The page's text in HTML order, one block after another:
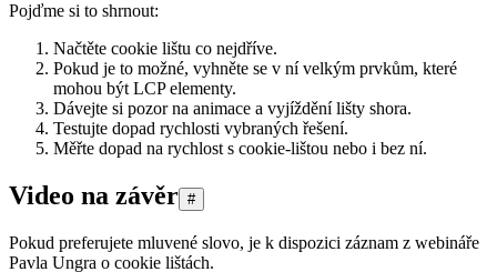
Pojďme si to shrnout:
Načtěte cookie lištu co nejdříve.
Pokud je to možné, vyhněte se v ní velkým prvkům, které
mohou být LCP elementy.
Dávejte si pozor na animace a vyjíždění lišty shora.
Testujte dopad rychlosti vybraných řešení.
Měřte dopad na rychlost s cookie-lištou nebo i bez ní.
Video na závěr #
Pokud preferujete mluvené slovo, je k dispozici záznam z webináře
Pavla Ungra o cookie lištách.